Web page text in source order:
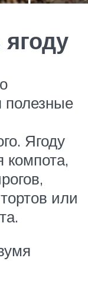
полезные
Ягоду
компота,
или